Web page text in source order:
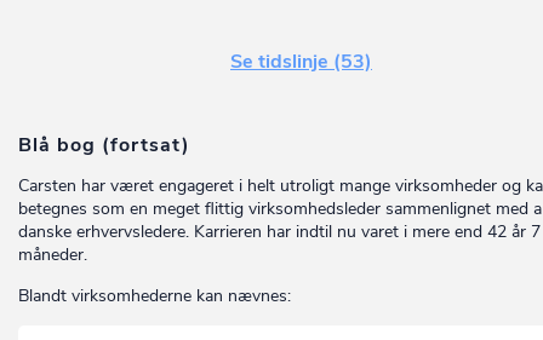
Se tidslinje (53)
Blå bog (fortsat)
Carsten har været engageret i helt utroligt mange virksomheder og
betegnes som en meget flittig virksomhedsleder sammenlignet med
danske erhvervsledere. Karrieren har indtil nu varet i mere end 42 år 7
måneder.
Blandt virksomhederne kan nævnes: